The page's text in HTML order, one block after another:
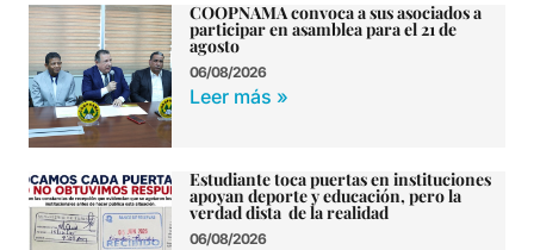
COOPNAMA convoca a sus asociados a
participar en asamblea para el 21 de
agosto
06/08/2026
Leer más »
Estudiante toca puertas en instituciones
apoyan deporte y educación, pero la
verdad dista de la realidad
06/08/2026